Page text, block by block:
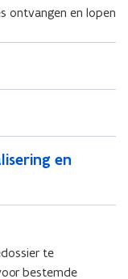
ontvangen en lopen
en
te
bestemde